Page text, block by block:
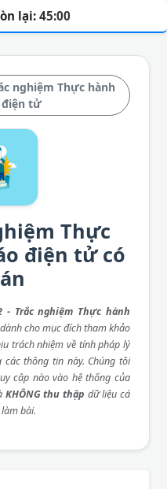
nghiệm Thực hành
điện tử
Thực
điện tử có
- Trắc nghiệm Thực hành
cho mục đích tham khảo
trách nhiệm về tính pháp lý
thông tin này. Chúng tôi
cập nào vào hệ thống của
KHÔNG thu thập dữ liệu cá
bài.
lại: 45:00